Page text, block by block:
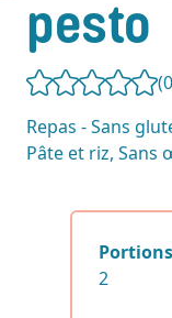
pesto
(0
Repas - Sans
Pâte et riz, Sans
Portions
2